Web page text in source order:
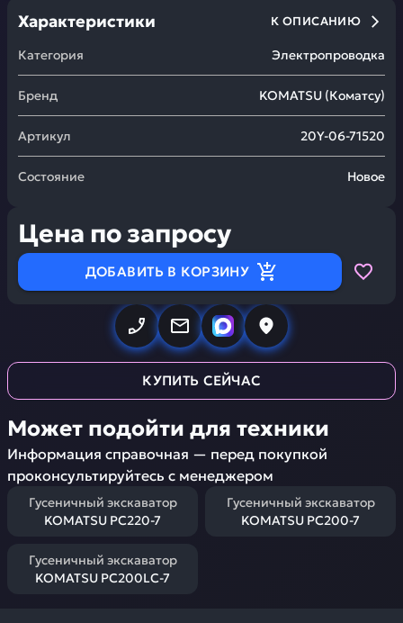
Характеристики К ОПИСАНИЮ
Категория Электропроводка
Бренд KOMATSU (Коматсу)
Артикул 20Y-06-71520
Состояние Новое
Цена по запросу
ДОБАВИТЬ В КОРЗИНУ
КУПИТЬ СЕЙЧАС
Может подойти для техники
Информация справочная — перед покупкой
проконсультируйтесь с менеджером
Гусеничный экскаватор
KOMATSU PC220-7
Гусеничный экскаватор
KOMATSU PC200-7
Гусеничный экскаватор
KOMATSU PC200LC-7